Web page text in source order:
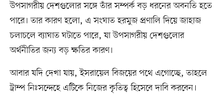
উপসাগরীয় দেশগুলোর সঙ্গে তাঁর সম্পর্ক বড় ধরনের অবনতি হতে
পারে। তার কারণ হলো, এ সংঘাত হরমুজ প্রণালি দিয়ে জাহাজ
চলাচলে ব্যাঘাত ঘটাতে পারে, যা উপসাগরীয় দেশগুলোর
অর্থনীতির জন্য বড় ক্ষতির কারণ।
আবার যদি দেখা যায়, ইসরায়েল বিজয়ের পথে এগোচ্ছে, তাহলে
ট্রাম্প নিঃসন্দেহে এটিকে নিজের কৃতিত্ব হিসেবে দাবি করবেন।